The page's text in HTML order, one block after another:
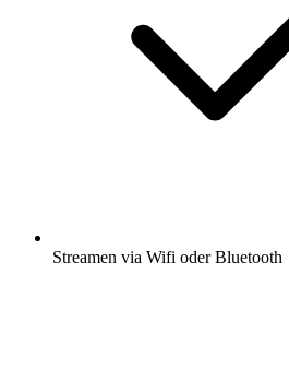
Streamen via Wifi oder Bluetooth